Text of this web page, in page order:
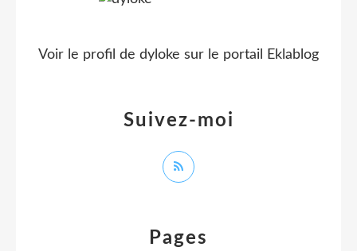
Pages
Suivez-moi
Voir le profil de dyloke sur le portail Eklablog